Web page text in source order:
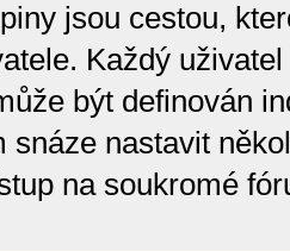
jsou cestou,
Každý
být definován
snáze nastavit
na soukromé